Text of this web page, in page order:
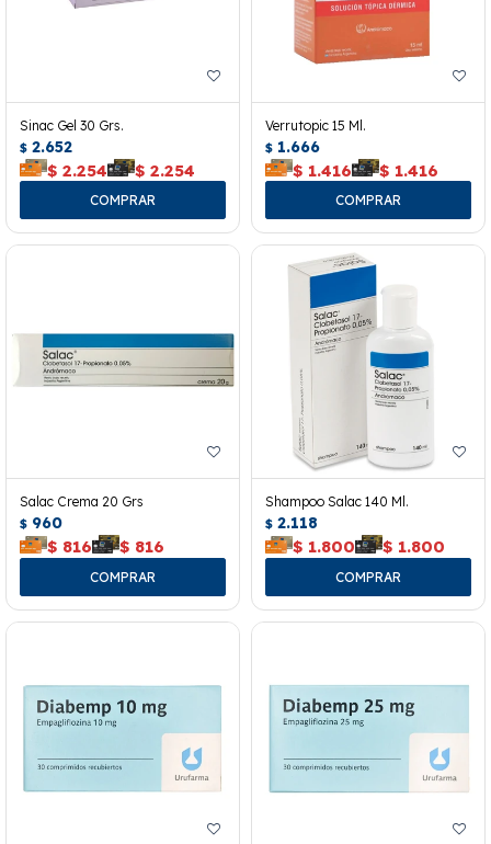
Sinac Gel 30 Grs.
$ 2.652
$ 2.254 $ 2.254
Verrutopic 15 Ml.
$ 1.666
$ 1.416 $ 1.416
Salac Crema 20 Grs
$ 960
$ 816 $ 816
Shampoo Salac 140 Ml.
$ 2.118
$ 1.800 $ 1.800